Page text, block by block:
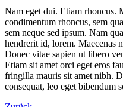
Nam eget dui. Etiam rhoncus.
condimentum rhoncus, sem
sem neque sed ipsum. Nam
hendrerit id, lorem. Maecenas
Donec vitae sapien ut libero
Etiam sit amet orci eget eros
fringilla mauris sit amet nibh.
consequat, leo eget bibendum